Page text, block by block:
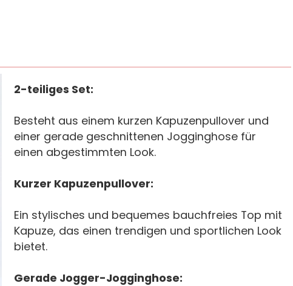
2-teiliges Set:
Besteht aus einem kurzen Kapuzenpullover und
einer gerade geschnittenen Jogginghose für
einen abgestimmten Look.
Kurzer Kapuzenpullover:
Ein stylisches und bequemes bauchfreies Top mit
Kapuze, das einen trendigen und sportlichen Look
bietet.
Gerade Jogger-Jogginghose: